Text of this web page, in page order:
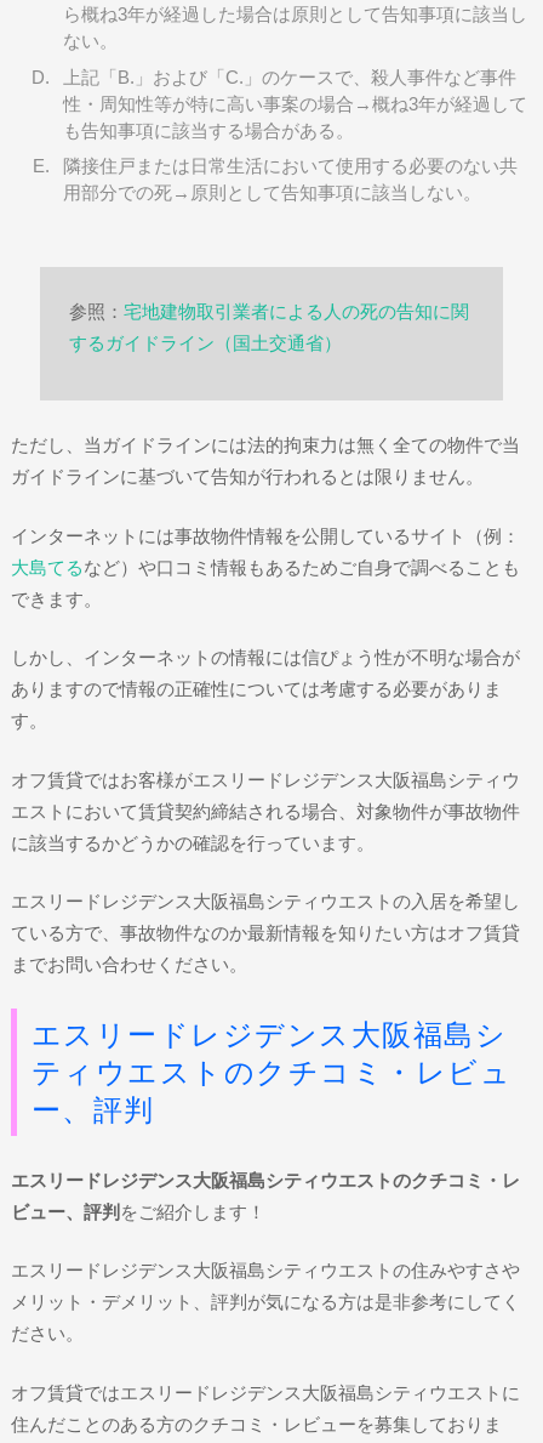
ら概ね3年が経過した場合は原則として告知事項に該当し
ない。
上記「B.」および「C.」のケースで、殺人事件など事件
性・周知性等が特に高い事案の場合→概ね3年が経過して
も告知事項に該当する場合がある。
隣接住戸または日常生活において使用する必要のない共
用部分での死→原則として告知事項に該当しない。
参照： 宅地建物取引業者による人の死の告知に関
するガイドライン（国土交通省）
ただし、当ガイドラインには法的拘束力は無く全ての物件で当
ガイドラインに基づいて告知が行われるとは限りません。
インターネットには事故物件情報を公開しているサイト（例：
大島てるなど）や口コミ情報もあるためご自身で調べることも
できます。
しかし、インターネットの情報には信ぴょう性が不明な場合が
ありますので情報の正確性については考慮する必要がありま
す。
オフ賃貸ではお客様がエスリードレジデンス大阪福島シティウ
エストにおいて賃貸契約締結される場合、対象物件が事故物件
に該当するかどうかの確認を行っています。
エスリードレジデンス大阪福島シティウエストの入居を希望し
ている方で、事故物件なのか最新情報を知りたい方はオフ賃貸
までお問い合わせください。
エスリードレジデンス大阪福島シ
ティウエストのクチコミ・レビュ
ー、評判
エスリードレジデンス大阪福島シティウエストのクチコミ・レ
ビュー、評判 をご紹介します！
エスリードレジデンス大阪福島シティウエストの住みやすさや
メリット・デメリット、評判が気になる方は是非参考にしてく
ださい。
オフ賃貸ではエスリードレジデンス大阪福島シティウエストに
住んだことのある方のクチコミ・レビューを募集しておりま